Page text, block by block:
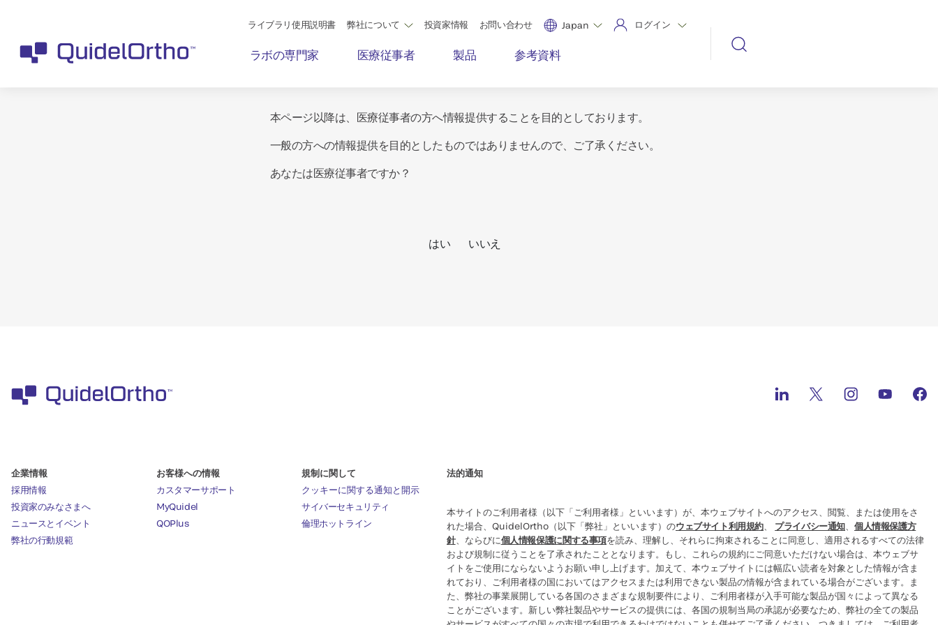
ライブラリ使用説明書 弊社について 投資家情報 お問い合わせ Japan ログイン
ラボの専門家 医療従事者 製品 参考資料
本ページ以降は、医療従事者の方へ情報提供することを目的としております。
一般の方への情報提供を目的としたものではありませんので、ご了承ください。
あなたは医療従事者ですか？
はい いいえ
企業情報
採用情報
投資家のみなさまへ
ニュースとイベント
弊社の行動規範
お客様への情報
カスタマーサポート
MyQuidel
QOPlus
規制に関して
クッキーに関する通知と開示
サイバーセキュリティ
倫理ホットライン
法的通知
本サイトのご利用者様（以下「ご利用者様」といいます）が、本ウェブサイトへのアクセス、閲覧、または使用をさ
れた場合、QuidelOrtho（以下「弊社」といいます）のウェブサイト利用規約 プライバシー通知
個人情報保護方
針、ならびに個人情報保護に関する事項を読み、理解し、それらに拘束されることに同意し、適用されるすべての法律
および規制に従うことを了承されたこととなります。もし、これらの規約にご同意いただけない場合は、本ウェブサ
イトをご使用にならないようお願い申し上げます。加えて、本ウェブサイトには幅広い読者を対象とした情報が含ま
れており、ご利用者様の国においてはアクセスまたは利用できない製品の情報が含まれている場合がございます。ま
た、弊社の事業展開している各国のさまざまな規制要件により、ご利用者様が入手可能な製品が国々によって異なる
ことがございます。新しい弊社製品やサービスの提供には、各国の規制当局の承認が必要なため、弊社の全ての製品